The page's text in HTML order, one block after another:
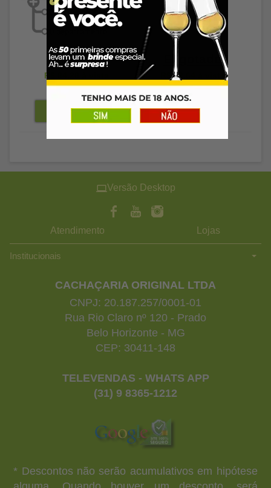
R$ 86,89
R$ 84,28
Esgotado
R$ 72,64
Versão Desktop
Atendimento Lojas
Institucionais
CACHAÇARIA ORIGINAL LTDA
CNPJ: 20.187.257/0001-01
Rua Rio Claro nº 120 - Prado
Belo Horizonte - MG
CEP: 30411-148
TELEVENDAS - WHATS APP
(31) 9 8365-1212
* Descontos não serão acumulativos em hipótese